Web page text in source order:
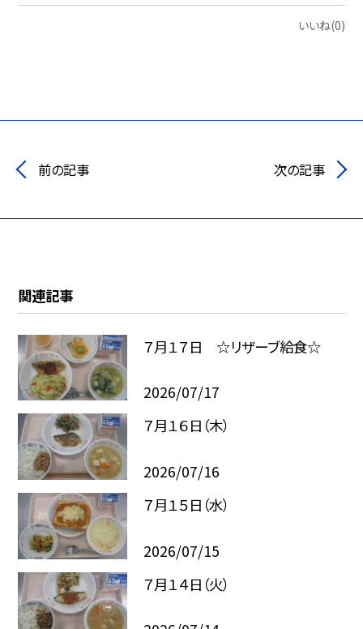
いいね(0)
前の記事 次の記事
関連記事
７月１７日 ☆リザーブ給食☆
2026/07/17
７月１６日（木）
2026/07/16
７月１５日（水）
2026/07/15
７月１４日（火）